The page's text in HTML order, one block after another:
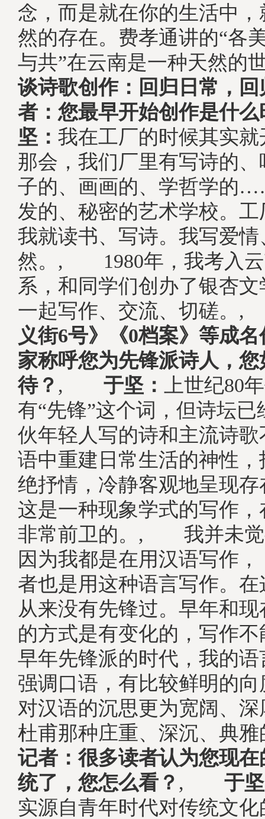
念，而是就在你的生活中
然的存在。费孝通讲的“各
与共”在云南是一种天然的
谈诗歌创作：回归日常，回
者：您最早开始创作是什么
坚： 我在工厂的时候其实
那会，我们厂里有写诗的
子的、画画的、学哲学的
发的、秘密的艺术学校。
我就读书、写诗。我写爱
然。, 1980年，我考入云
系，和同学们创办了银杏
一起写作、交流、切磋。,
义街6号》《0档案》等成
家称呼您为先锋派诗人，您
待？ , 于坚：
上世纪80
有“先锋”这个词，但诗坛
伙年轻人写的诗和主流诗
语中重建日常生活的神性
绝抒情，冷静客观地呈现
这是一种现象学式的写作
非常前卫的。, 我并未觉
因为我都是在用汉语写作
者也是用这种语言写作。
从来没有先锋过。早年和
的方式是有变化的，写作
早年先锋派的时代，我的
强调口语，有比较鲜明的
对汉语的沉思更为宽阔、
杜甫那种庄重、深沉、典雅
记者：很多读者认为您现
统了，您怎么看？ , 于
实源自青年时代对传统文